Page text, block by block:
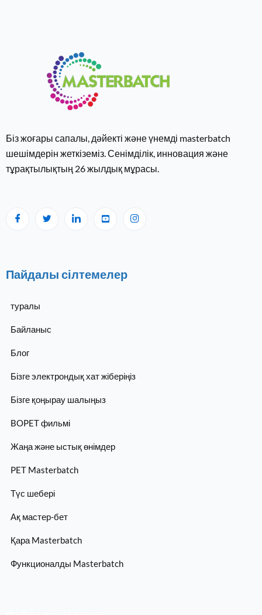
Біз жоғары сапалы, дәйекті және үнемді masterbatch
шешімдерін жеткіземіз. Сенімділік, инновация және
тұрақтылықтың 26 ​​жылдық мұрасы.
Пайдалы сілтемелер
туралы
Байланыс
Блог
Бізге электрондық хат жіберіңіз
Бізге қоңырау шалыңыз
BOPET фильмі
Жаңа және ыстық өнімдер
PET Masterbatch
Түс шебері
Ақ мастер-бет
Қара Masterbatch
Функционалды Masterbatch